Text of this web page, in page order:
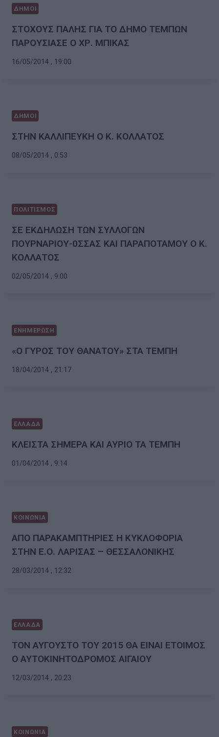
ΔΗΜΟΙ
ΣΤΟΧΟΥΣ ΠΑΛΗΣ ΓΙΑ ΤΟ ΔΗΜΟ ΤΕΜΠΩΝ
ΠΑΡΟΥΣΙΑΣΕ Ο ΧΡ. ΜΠΙΚΑΣ
16/05/2014 , 19:00
ΔΗΜΟΙ
ΣΤΗΝ ΚΑΛΛΙΠΕΥΚΗ Ο Κ. ΚΟΛΛΑΤΟΣ
08/05/2014 , 0:53
ΠΟΛΙΤΙΣΜΟΣ
ΣΕ ΕΚΔΗΛΩΣΗ ΤΩΝ ΣΥΛΛΟΓΩΝ
ΠΟΥΡΝΑΡΙΟΥ-0ΣΣΑΣ ΚΑΙ ΠΑΡΑΠΟΤΑΜΟΥ Ο Κ.
ΚΟΛΛΑΤΟΣ
02/05/2014 , 9:00
ΕΝΗΜΕΡΩΣΗ
«O ΓΥΡΟΣ ΤΟΥ ΘΑΝΑΤΟΥ» ΣΤΑ ΤΕΜΠΗ
18/04/2014 , 21:17
ΕΛΛΑΔΑ
ΚΛΕΙΣΤΑ ΣΗΜΕΡΑ ΚΑΙ ΑΥΡΙΟ ΤΑ ΤΕΜΠΗ
01/04/2014 , 9:14
ΚΟΙΝΩΝΙΑ
ΑΠΟ ΠΑΡΑΚΑΜΠΤΗΡΙΕΣ Η ΚΥΚΛΟΦΟΡΙΑ
ΣΤΗΝ Ε.Ο. ΛΑΡΙΣΑΣ – ΘΕΣΣΑΛΟΝΙΚΗΣ
28/03/2014 , 12:32
ΕΛΛΑΔΑ
ΤΟΝ ΑΥΓΟΥΣΤΟ ΤΟΥ 2015 ΘΑ ΕΙΝΑΙ ΕΤΟΙΜΟΣ
Ο ΑΥΤΟΚΙΝΗΤΟΔΡΟΜΟΣ ΑΙΓΑΙΟΥ
12/03/2014 , 20:23
ΚΟΙΝΩΝΙΑ